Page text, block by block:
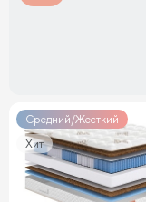
Средний/Жесткий
Хит